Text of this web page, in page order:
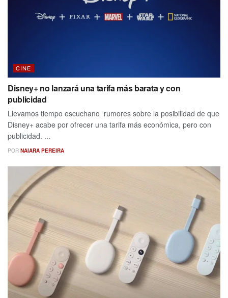
CINE
Disney+ no lanzará una tarifa más barata y con
publicidad
Llevamos tiempo escuchano rumores sobre la posibilidad de que
Disney+ acabe por ofrecer una tarifa más económica, pero con
publicidad. ...
POR NAIARA PEREIRA